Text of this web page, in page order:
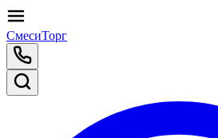
СмесиТорг